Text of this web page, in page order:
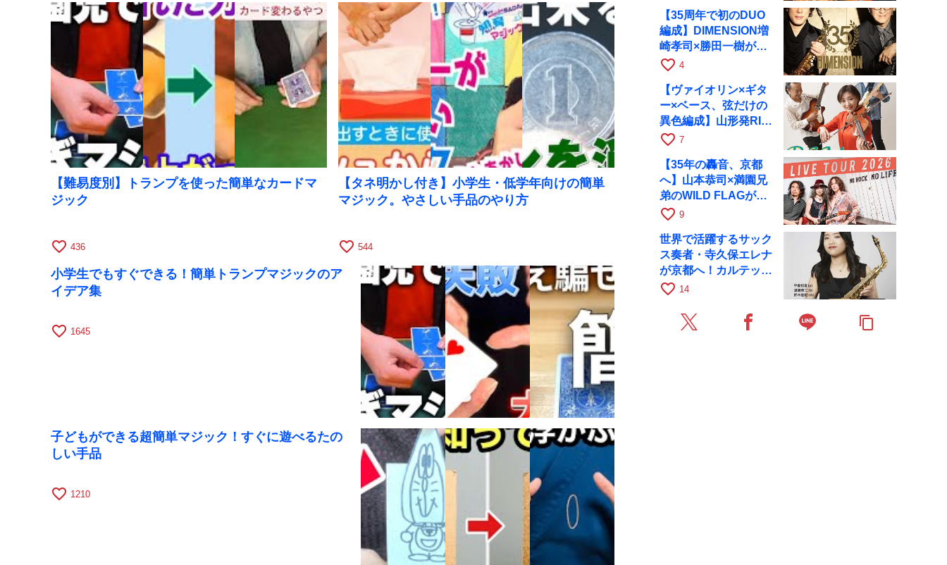
【難易度別】トランプを使った簡単なカードマ
ジック
favorite_border 436
【タネ明かし付き】小学生・低学年向けの簡単
マジック。やさしい手品のやり方
favorite_border 544
小学生でもすぐできる！簡単トランプマジックのア
イデア集
favorite_border 1645
子どもができる超簡単マジック！すぐに遊べるたの
しい手品
favorite_border 1210
【35周年で初のDUO
編成】DIMENSION増
崎孝司×勝田一樹が10
月11日に京都RAGへ
favorite_border 4
【ヴァイオリン×ギタ
ー×ベース、弦だけの
異色編成】山形発RIM
が初全国ツアーで8月
favorite_border 7
【35年の轟音、京都
へ】山本恭司×満園兄
弟のWILD FLAGが8
月6日にRAGでライブ
favorite_border 9
世界で活躍するサック
ス奏者・寺久保エレナ
が京都へ！カルテッ
ト・ツアー京都公演を
favorite_border 14
content_copy